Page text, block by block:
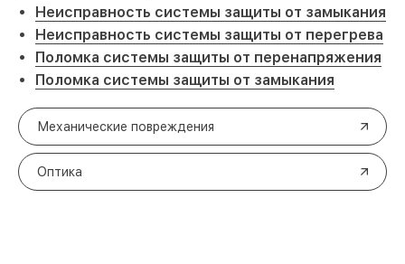
Неисправность системы защиты от замыкания
Неисправность системы защиты от перегрева
Поломка системы защиты от перенапряжения
Поломка системы защиты от замыкания
Механические повреждения
Оптика